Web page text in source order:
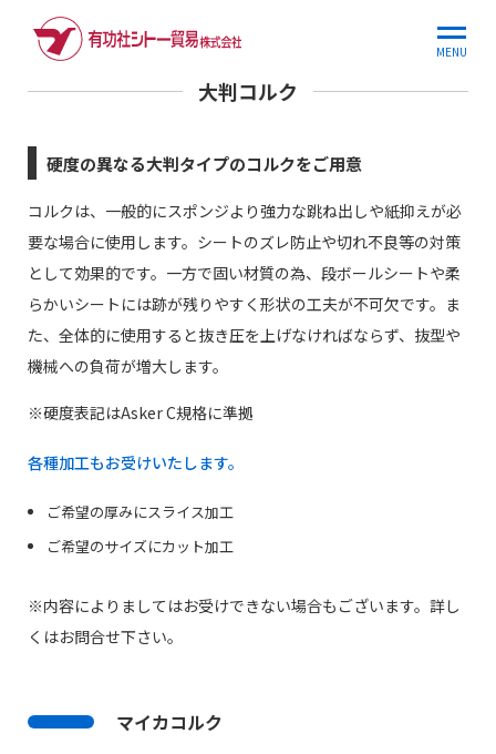
MENU
ホーム商品情報 大判コルク
大判コルク
硬度の異なる大判タイプのコルクをご用意
コルクは、一般的にスポンジより強力な跳ね出しや紙抑えが必
要な場合に使用します。シートのズレ防止や切れ不良等の対策
として効果的です。一方で固い材質の為、段ボールシートや柔
らかいシートには跡が残りやすく形状の工夫が不可欠です。ま
た、全体的に使用すると抜き圧を上げなければならず、抜型や
機械への負荷が増大します。
※硬度表記はAsker C規格に準拠
各種加工もお受けいたします。
ご希望の厚みにスライス加工
ご希望のサイズにカット加工
※内容によりましてはお受けできない場合もございます。詳し
くはお問合せ下さい。
マイカコルク